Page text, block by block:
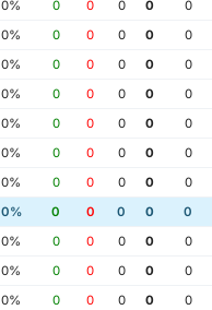
0% 0 0 0 0
0
0% 0 0 0 0
0
0% 0 0 0 0
0
0% 0 0 0 0
0
0% 0 0 0 0
0
0% 0 0 0 0
0
0% 0 0 0 0
0
0% 0 0 0 0
0
0% 0 0 0 0
0
0% 0 0 0 0
0
0% 0 0 0 0
0